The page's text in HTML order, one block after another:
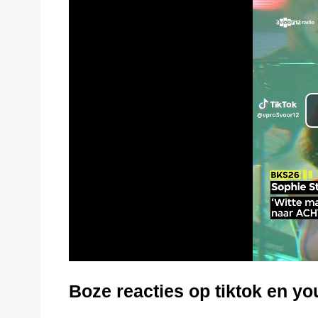
Boze reacties op tiktok en